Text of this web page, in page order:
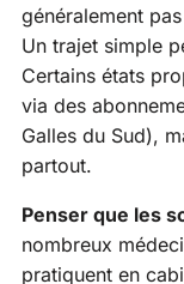
généralement
Un trajet simple
Certains états
via des
Galles du Sud),
partout.
Penser que les
nombreux
pratiquent en